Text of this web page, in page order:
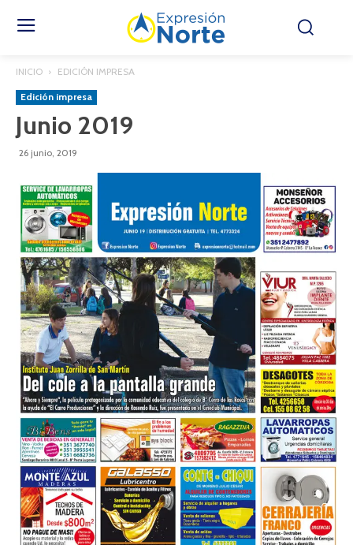
INICIO EDICIÓN IMPRESA
Edición impresa
Junio 2019
26 junio, 2019